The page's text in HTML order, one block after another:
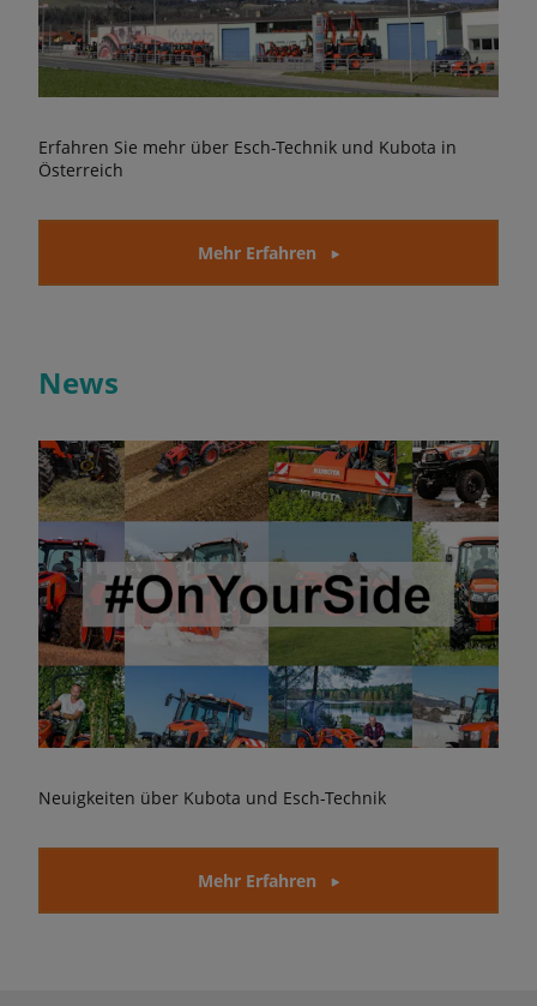
Erfahren Sie mehr über Esch-Technik und Kubota in
Österreich
Mehr Erfahren
News
Neuigkeiten über Kubota und Esch-Technik
Mehr Erfahren